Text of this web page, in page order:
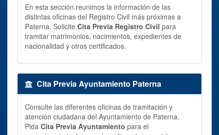
En esta sección reunimos la información de las
distintas oficinas del Registro Civil más próximas a
Paterna. Solicite Cita Previa Registro Civil para
tramitar matrimonios, nacimientos, expedientes de
nacionalidad y otros certificados.
Cita Previa Ayuntamiento Paterna
Consulte las diferentes oficinas de tramitación y
atención ciudadana del Ayuntamiento de Paterna.
Pida Cita Previa Ayuntamiento para el